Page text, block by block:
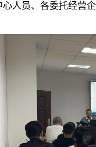
人员、各委托经营